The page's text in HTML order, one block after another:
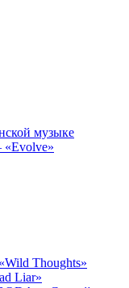
музыке
«Evolve»
Thoughts»
Liar»